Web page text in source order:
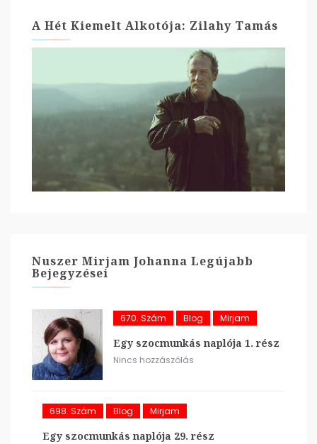
A Hét Kiemelt Alkotója: Zilahy Tamás
Nuszer Mirjam Johanna Legújabb
Bejegyzései
670. Szám Blog Mirjam
Egy szocmunkás naplója 1. rész
Nincs hozzászólás
698. Szám Blog Mirjam
Egy szocmunkás naplója 29. rész